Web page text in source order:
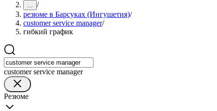
... /
резюме в Барсуках (Ингушетия)/
customer service manager/
гибкий график
customer service manager
Резюме